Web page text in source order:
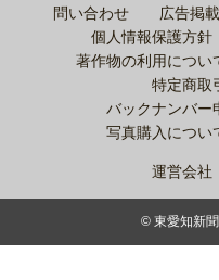
問い合わせ 広告掲
個人情報保護方針
著作物の利用につい
特定商取
バックナンバー
写真購入につい
運営会社
© 東愛知新